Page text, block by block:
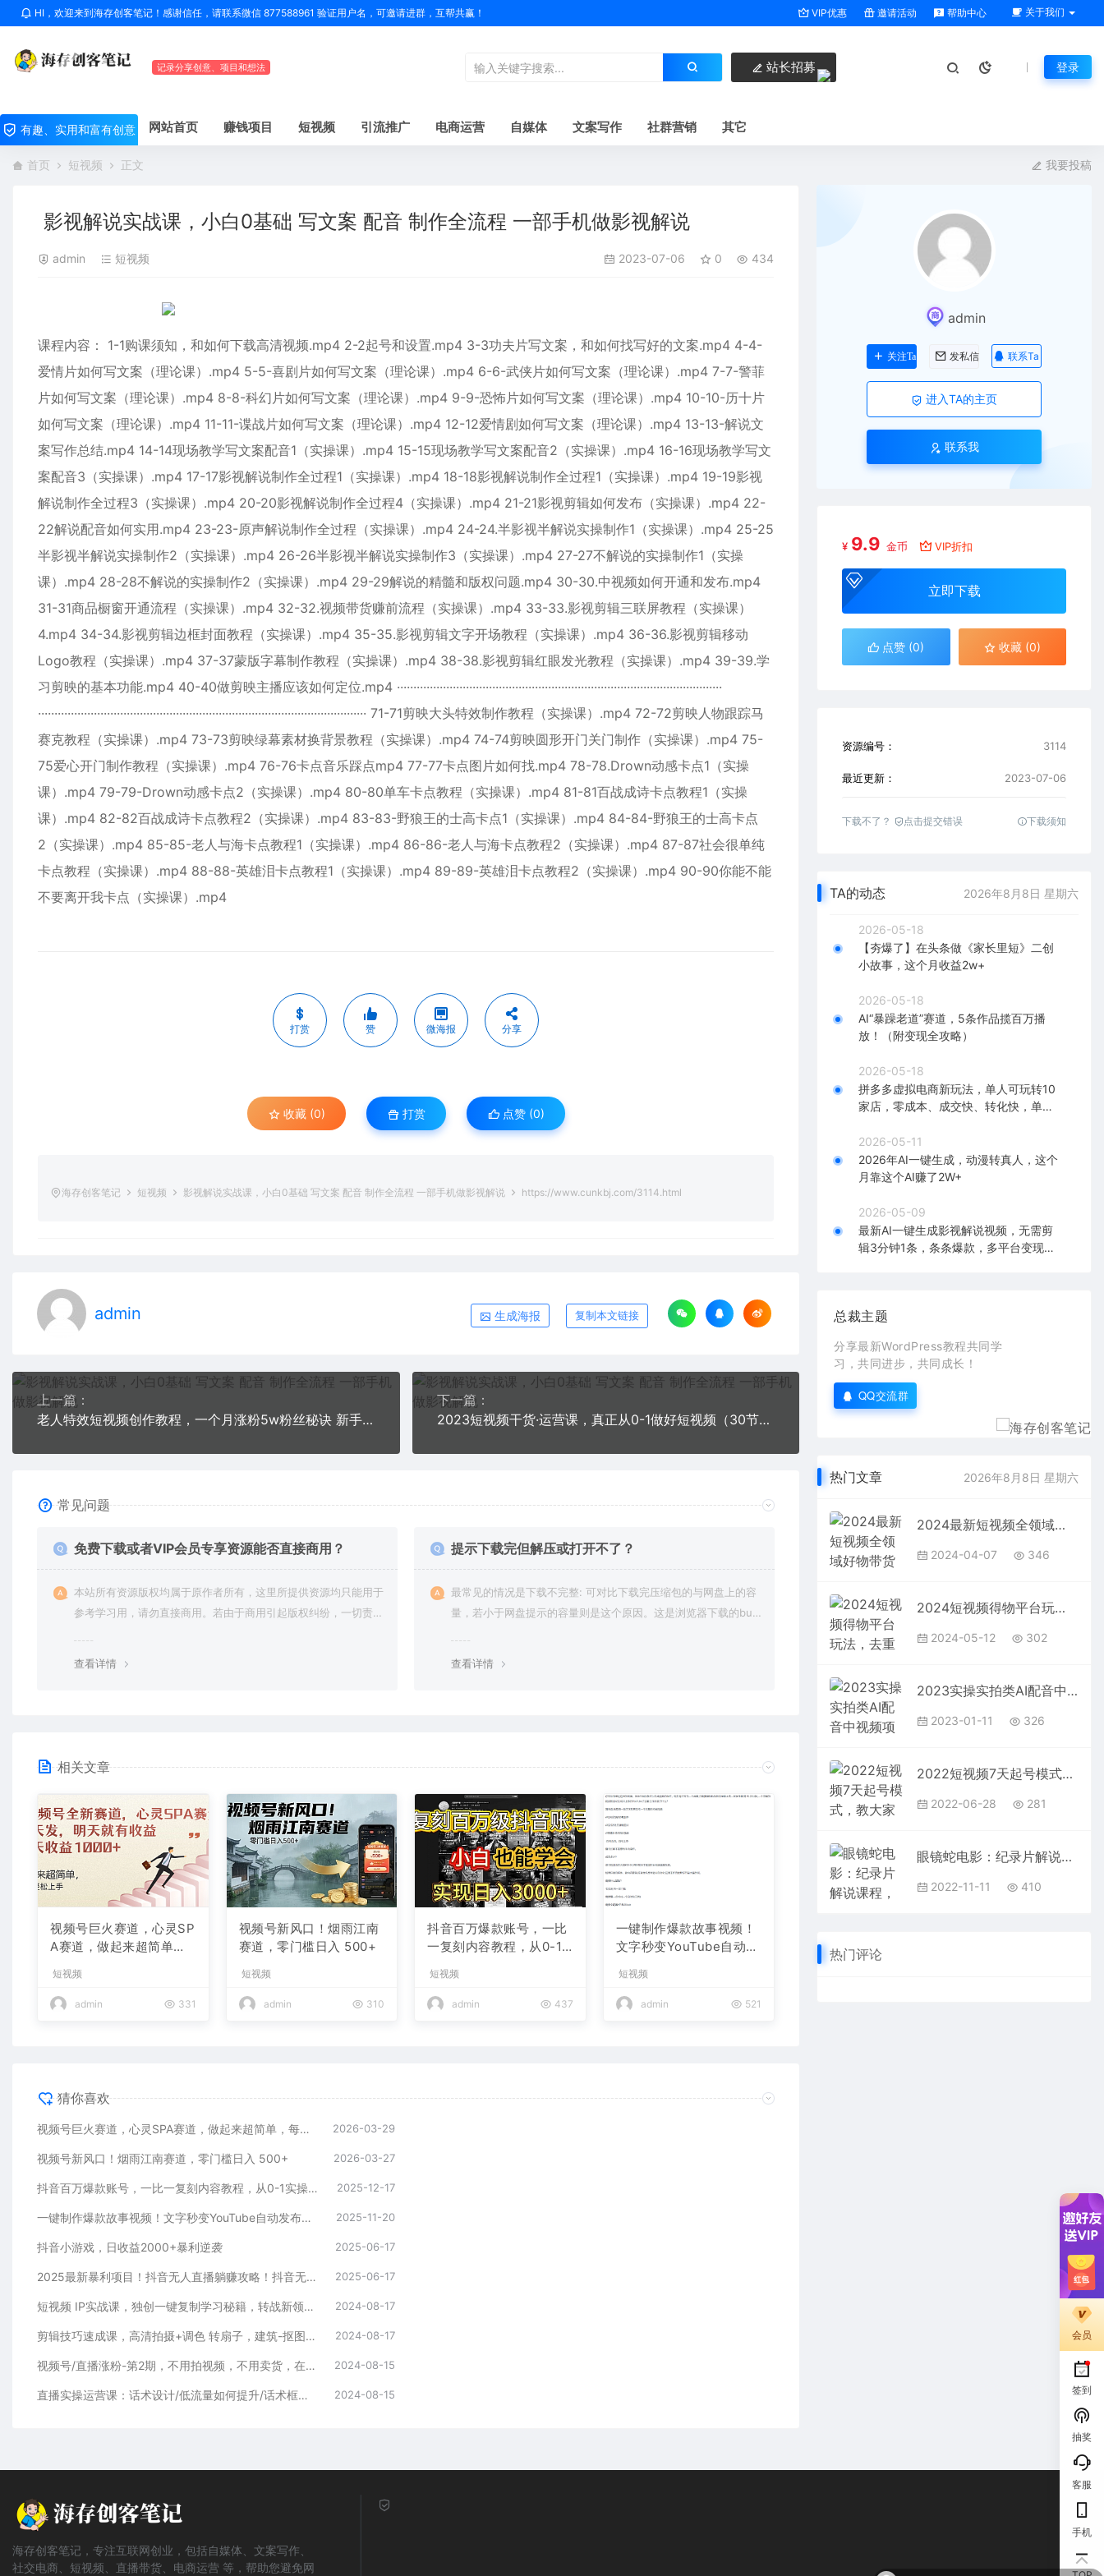
HI，欢迎来到海存创客笔记！感谢信任，请联系微信 877588961 验证用户名，可邀请进群，互帮共赢！ VIP优惠 邀请活动 帮助中心 关于我们
记录分享创意、项目和想法 站长招募 登录
有趣、实用和富有创意 网站首页 赚钱项目 短视频 引流推广 电商运营 自媒体 文案写作 社群营销 其它
首页 短视频 正文 我要投稿
影视解说实战课，小白0基础 写文案 配音 制作全流程 一部手机做影视解说
admin 短视频 2023-07-06 0 434
课程内容： 1-1购课须知，和如何下载高清视频.mp4 2-2起号和设置.mp4 3-3功夫片写文案，和如何找写好的文案.mp4 4-4-
爱情片如何写文案（理论课）.mp4 5-5-喜剧片如何写文案（理论课）.mp4 6-6-武侠片如何写文案（理论课）.mp4 7-7-警菲
片如何写文案（理论课）.mp4 8-8-科幻片如何写文案（理论课）.mp4 9-9-恐怖片如何写文案（理论课）.mp4 10-10-历十片
如何写文案（理论课）.mp4 11-11-谍战片如何写文案（理论课）.mp4 12-12爱情剧如何写文案（理论课）.mp4 13-13-解说文
案写作总结.mp4 14-14现场教学写文案配音1（实操课）.mp4 15-15现场教学写文案配音2（实操课）.mp4 16-16现场教学写文
案配音3（实操课）.mp4 17-17影视解说制作全过程1（实操课）.mp4 18-18影视解说制作全过程1（实操课）.mp4 19-19影视
解说制作全过程3（实操课）.mp4 20-20影视解说制作全过程4（实操课）.mp4 21-21影视剪辑如何发布（实操课）.mp4 22-
22解说配音如何实用.mp4 23-23-原声解说制作全过程（实操课）.mp4 24-24.半影视半解说实操制作1（实操课）.mp4 25-25
半影视半解说实操制作2（实操课）.mp4 26-26半影视半解说实操制作3（实操课）.mp4 27-27不解说的实操制作1（实操
课）.mp4 28-28不解说的实操制作2（实操课）.mp4 29-29解说的精髓和版权问题.mp4 30-30.中视频如何开通和发布.mp4
31-31商品橱窗开通流程（实操课）.mp4 32-32.视频带货赚前流程（实操课）.mp4 33-33.影视剪辑三联屏教程（实操课）
4.mp4 34-34.影视剪辑边框封面教程（实操课）.mp4 35-35.影视剪辑文字开场教程（实操课）.mp4 36-36.影视剪辑移动
Logo教程（实操课）.mp4 37-37蒙版字幕制作教程（实操课）.mp4 38-38.影视剪辑红眼发光教程（实操课）.mp4 39-39.学
习剪映的基本功能.mp4 40-40做剪映主播应该如何定位.mp4 ···································································································
···································································································· 71-71剪映大头特效制作教程（实操课）.mp4 72-72剪映人物跟踪马
赛克教程（实操课）.mp4 73-73剪映绿幕素材换背景教程（实操课）.mp4 74-74剪映圆形开门关门制作（实操课）.mp4 75-
75爱心开门制作教程（实操课）.mp4 76-76卡点音乐踩点mp4 77-77卡点图片如何找.mp4 78-78.Drown动感卡点1（实操
课）.mp4 79-79-Drown动感卡点2（实操课）.mp4 80-80单车卡点教程（实操课）.mp4 81-81百战成诗卡点教程1（实操
课）.mp4 82-82百战成诗卡点教程2（实操课）.mp4 83-83-野狼王的士高卡点1（实操课）.mp4 84-84-野狼王的士高卡点
2（实操课）.mp4 85-85-老人与海卡点教程1（实操课）.mp4 86-86-老人与海卡点教程2（实操课）.mp4 87-87社会很单纯
卡点教程（实操课）.mp4 88-88-英雄泪卡点教程1（实操课）.mp4 89-89-英雄泪卡点教程2（实操课）.mp4 90-90你能不能
不要离开我卡点（实操课）.mp4
打赏 赞 微海报 分享
收藏 (0) 打赏 点赞 (0)
海存创客笔记 短视频 影视解说实战课，小白0基础 写文案 配音 制作全流程 一部手机做影视解说 https://www.cunkbj.com/3114.html
admin 生成海报 复制本文链接
上一篇：
老人特效短视频创作教程，一个月涨粉5w粉丝秘诀 新手0基础学习【全套教程】
下一篇：
2023短视频干货·运营课，真正从0-1做好短视频（30节课）
常见问题
免费下载或者VIP会员专享资源能否直接商用？
本站所有资源版权均属于原作者所有，这里所提供资源均只能用于
参考学习用，请勿直接商用。若由于商用引起版权纠纷，一切责任
查看详情
提示下载完但解压或打开不了？
最常见的情况是下载不完整: 可对比下载完压缩包的与网盘上的容
量，若小于网盘提示的容量则是这个原因。这是浏览器下载的bu
查看详情
相关文章
视频号巨火赛道，心灵SP
A赛道，做起来超简单，
短视频
admin 331
视频号新风口！烟雨江南
赛道，零门槛日入 500+
短视频
admin 310
抖音百万爆款账号，一比
一复刻内容教程，从0-1
复制爆款，月入10w+
短视频
admin 437
一键制作爆款故事视频！
文字秒变YouTube自动发
短视频
admin 521
猜你喜欢
视频号巨火赛道，心灵SPA赛道，做起来超简单，每天收益800+ 2026-03-29
视频号新风口！烟雨江南赛道，零门槛日入 500+ 2026-03-27
抖音百万爆款账号，一比一复刻内容教程，从0-1实操课，小白也能学会，复制爆款，月入10w+ 2025-12-17
一键制作爆款故事视频！文字秒变YouTube自动发布的傻瓜式教程 2025-11-20
抖音小游戏，日收益2000+暴利逆袭 2025-06-17
2025最新暴利项目！抖音无人直播躺赚攻略！抖音无人直播3.0玩法！0门槛… 2025-06-17
短视频 IP实战课，独创一键复制学习秘籍，转战新领域，月赚五万轻松行 2024-08-17
剪辑技巧速成课，高清拍摄+调色 转扇子，建筑-抠图精通，新手秒变剪辑专家 2024-08-17
视频号/直播涨粉-第2期，不用拍视频，不用卖货，在直播间做菜，就可以搞钱 2024-08-15
直播实操运营课：话术设计/低流量如何提升/话术框架/全场燃爆/非常干货 2024-08-15
admin
关注Ta 发私信 联系Ta
进入TA的主页
联系我
¥ 9.9 金币 VIP折扣
立即下载
点赞 (0) 收藏 (0)
资源编号： 3114
最近更新： 2023-07-06
下载不了？ 点击提交错误 下载须知
TA的动态 2026年8月8日 星期六
2026-05-18
【夯爆了】在头条做《家长里短》二创
小故事，这个月收益2w+
2026-05-18
AI“暴躁老道”赛道，5条作品揽百万播
放！（附变现全攻略）
2026-05-18
拼多多虚拟电商新玩法，单人可玩转10
家店，零成本、成交快、转化快，单店
2026-05-11
2026年AI一键生成，动漫转真人，这个
月靠这个AI赚了2W+
2026-05-09
最新AI一键生成影视解说视频，无需剪
辑3分钟1条，条条爆款，多平台变现日
总裁主题
分享最新WordPress教程共同学
习，共同进步，共同成长！
QQ交流群
热门文章 2026年8月8日 星期六
2024最新短视频全领域好物带货 定位篇/思维篇/选品篇/文案篇/拍摄篇/运营篇
2024-04-07 346
2024短视频得物平台玩法，去重软件加持爆款视频矩阵玩法，月入1w～3w
2024-05-12 302
2023实操实拍类AI配音中视频项目，一个账号每天大概50+左右，长期稳定
2023-01-11 326
2022短视频7天起号模式，教大家如何0基础，玩好短视频
2022-06-28 281
眼镜蛇电影：纪录片解说课程，做从纪实类解说必须知道的事-价值499元
2022-11-11 410
热门评论
会员
签到
抽奖
客服
手机
海存创客笔记，专注互联网创业，包括自媒体、文案写作、
社交电商、短视频、直播带货、电商运营 等，帮助您避免网
微信流量主自动挂机推广，轻松日入900+，简单易上手，做就有收益。